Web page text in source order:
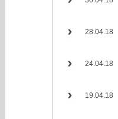
28.04.18
24.04.18
19.04.18